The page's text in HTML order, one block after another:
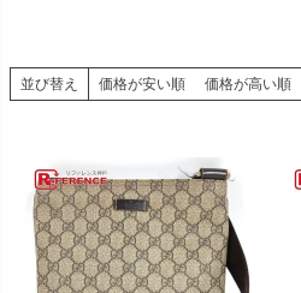
並び替え 価格が安い順 価格が高い順